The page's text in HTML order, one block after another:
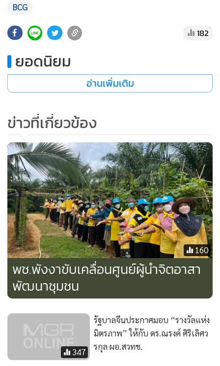
SMEs
• หุ้น
• อินโดจีน
•
กองทุนรวม
•
•
News1
• Gotomanager
BCG
182
ยอดนิยม
อ่านเพิ่มเติม
ข่าวที่เกี่ยวข้อง
160
พช.พังงาขับเคลื่อนศูนย์ผู้นำจิตอาสา
พัฒนาชุมชน
347
รัฐบาลจีนประกาศมอบ “รางวัลแห่ง
มิตรภาพ” ให้กับ ดร.ณรงค์ ศิริเลิศว
รกุล ผอ.สวทช.